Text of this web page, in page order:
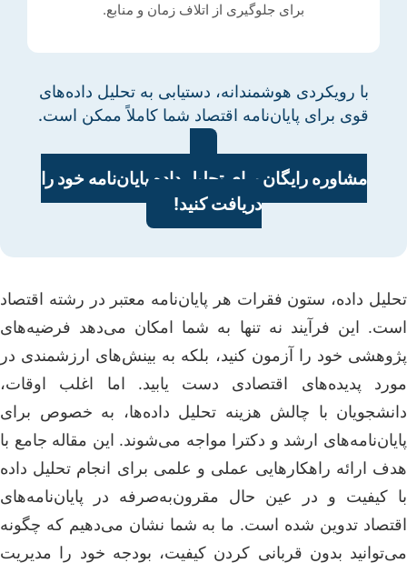
برای جلوگیری از اتلاف زمان و منابع.
با رویکردی هوشمندانه، دستیابی به تحلیل داده‌های
قوی برای پایان‌نامه اقتصاد شما کاملاً ممکن است.
مشاوره رایگان برای تحلیل داده پایان‌نامه خود را
دریافت کنید!
تحلیل داده، ستون فقرات هر پایان‌نامه معتبر در رشته اقتصاد
است. این فرآیند نه تنها به شما امکان می‌دهد فرضیه‌های
پژوهشی خود را آزمون کنید، بلکه به بینش‌های ارزشمندی در
مورد پدیده‌های اقتصادی دست یابید. اما اغلب اوقات،
دانشجویان با چالش هزینه تحلیل داده‌ها، به خصوص برای
پایان‌نامه‌های ارشد و دکترا مواجه می‌شوند. این مقاله جامع با
هدف ارائه راهکارهایی عملی و علمی برای انجام تحلیل داده
با کیفیت و در عین حال مقرون‌به‌صرفه در پایان‌نامه‌های
اقتصاد تدوین شده است. ما به شما نشان می‌دهیم که چگونه
می‌توانید بدون قربانی کردن کیفیت، بودجه خود را مدیریت